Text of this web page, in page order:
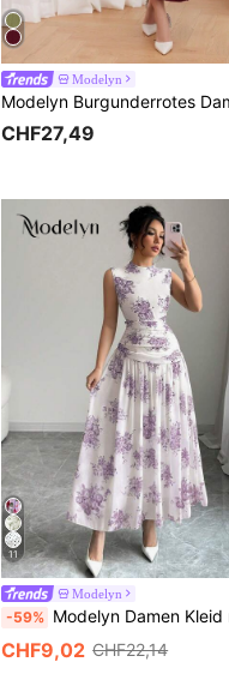
Modelyn
CHF27,49
11
Modelyn
-59% Modelyn Damen Kleid mit Blume Muster, plissiert und raffungsdetail an der Taille, elegant für
CHF9,02 CHF22,14